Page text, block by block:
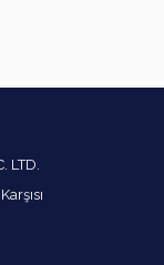
LTD.